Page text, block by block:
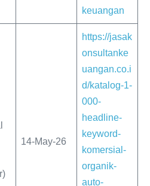
keuangan
14-May-26
https://jasak
onsultanke
uangan.co.i
d/katalog-1-
000-
headline-
keyword-
komersial-
organik-
auto-